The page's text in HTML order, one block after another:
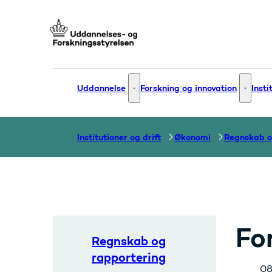
Uddannelse Uddannelse - Flere links
Forskning og innovation
Institutioner og drift Økonomi Regnskab
Regnskab og
rapportering